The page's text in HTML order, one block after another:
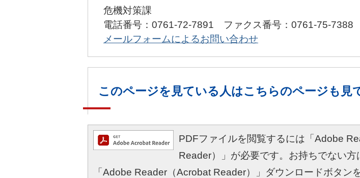
危機対策課
電話番号：0761-72-7891 ファクス番号：0761-75-7388
メールフォームによるお問い合わせ
このページを見ている人はこちらのページも見
PDFファイルを閲覧するには「Adobe
Reader）」が必要です。お持ちでない方
「Adobe Reader（Acrobat Reader）」ダウンロードボタン